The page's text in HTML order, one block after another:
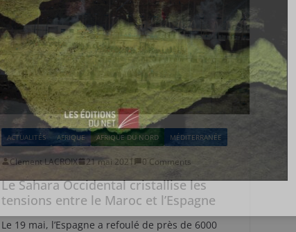
ACTUALITÉS AFRIQUE AFRIQUE DU NORD MÉDITERRANÉE
Clement LACROIX 21 mai 2021 0 Comments
Le Sahara Occidental cristallise les
tensions entre le Maroc et l’Espagne
Le 19 mai, l’Espagne a refoulé de près de 6000